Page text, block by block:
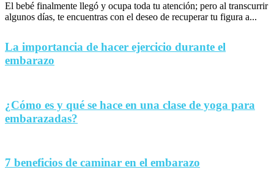
El bebé finalmente llegó y ocupa toda tu atención; pero al transcurrir
algunos días, te encuentras con el deseo de recuperar tu figura a...
La importancia de hacer ejercicio durante el
embarazo
¿Cómo es y qué se hace en una clase de yoga para
embarazadas?
7 beneficios de caminar en el embarazo